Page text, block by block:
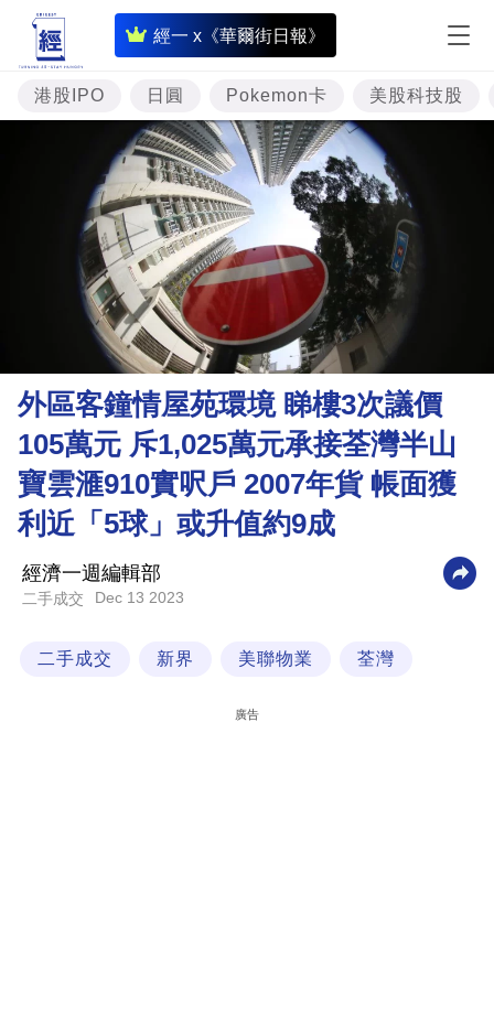
經一 x《華爾街日報》
即
時
財
經
專
題
投
資
樓
市
理
財
商
業
科
職
港股IPO 日圓 Pokemon卡 美股科技股
外區客鐘情屋苑環境 睇樓3次議價
105萬元 斥1,025萬元承接荃灣半山
寶雲滙910實呎戶 2007年貨 帳面獲
利近「5球」或升值約9成
經濟一週編輯部
二手成交 Dec 13 2023
二手成交 新界 美聯物業 荃灣
廣告